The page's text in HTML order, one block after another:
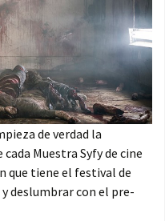
de verdad la
Muestra Syfy de cine
que tiene el festival de
deslumbrar con el pre-